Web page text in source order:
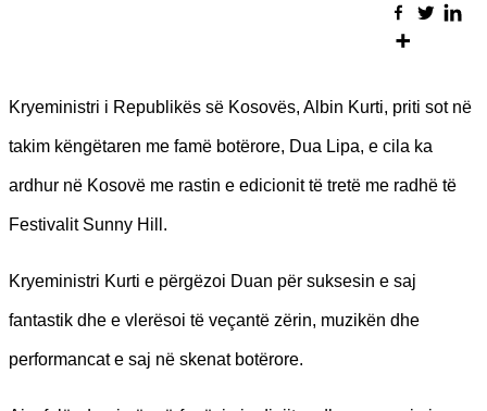
Kryeministri i Republikës së Kosovës, Albin Kurti, priti sot në
takim këngëtaren me famë botërore, Dua Lipa, e cila ka
ardhur në Kosovë me rastin e edicionit të tretë me radhë të
Festivalit Sunny Hill.
Kryeministri Kurti e përgëzoi Duan për suksesin e saj
fantastik dhe e vlerësoi të veçantë zërin, muzikën dhe
performancat e saj në skenat botërore.